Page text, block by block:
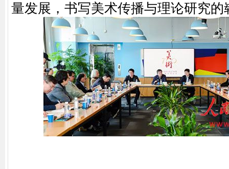
量发展，书写美术传播与理论研究的